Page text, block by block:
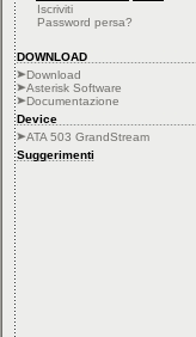
Iscriviti
Password persa?
DOWNLOAD
Download
Asterisk Software
Documentazione
Device
ATA 503 GrandStream
Suggerimenti